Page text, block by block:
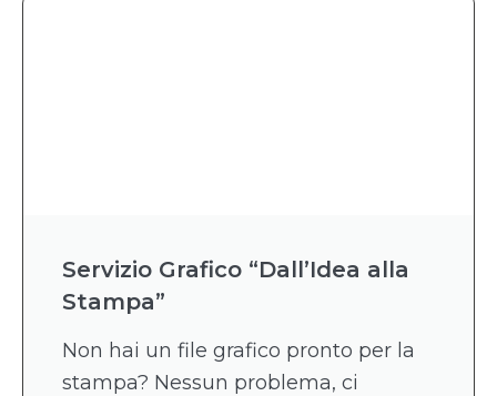
Servizio Grafico “Dall’Idea alla
Stampa”
Non hai un file grafico pronto per la
stampa? Nessun problema, ci